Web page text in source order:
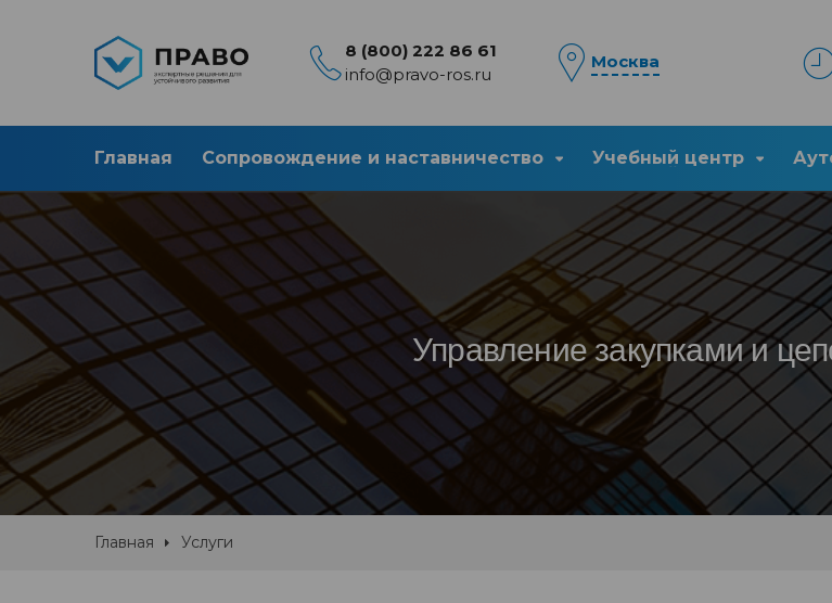
8 (800) 222 86 61
info@pravo-ros.ru
Москва
Главная Сопровождение и наставничество Учебный центр
Управление закупками и
Главная Услуги